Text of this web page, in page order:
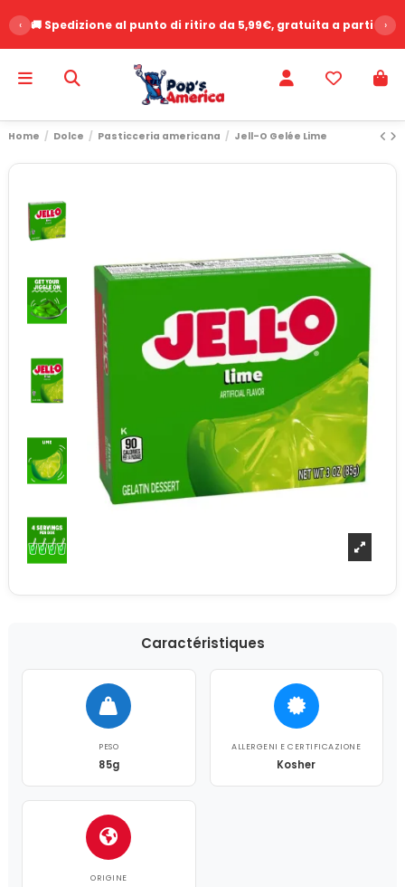
‹ 🚚 Spedizione al punto di ritiro da 5,99€, gratuita a partire›
Home Dolce Pasticceria americana Jell-O Gelée Lime
Caractéristiques
PESO
85g
ALLERGENI E CERTIFICAZIONE
Kosher
ORIGINE